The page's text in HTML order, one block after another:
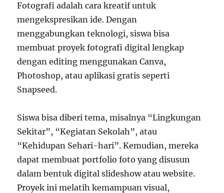
Fotografi adalah cara kreatif untuk
mengekspresikan ide. Dengan
menggabungkan teknologi, siswa bisa
membuat proyek fotografi digital lengkap
dengan editing menggunakan Canva,
Photoshop, atau aplikasi gratis seperti
Snapseed.
Siswa bisa diberi tema, misalnya “Lingkungan
Sekitar”, “Kegiatan Sekolah”, atau
“Kehidupan Sehari-hari”. Kemudian, mereka
dapat membuat portfolio foto yang disusun
dalam bentuk digital slideshow atau website.
Proyek ini melatih kemampuan visual,